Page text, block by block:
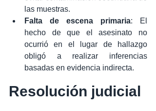
las muestras.
Falta de escena primaria: El
hecho de que el asesinato no
ocurrió en el lugar de hallazgo
obligó a realizar inferencias
basadas en evidencia indirecta.
Resolución judicial